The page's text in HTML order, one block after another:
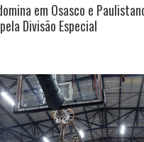
em Osasco e
Divisão Especial